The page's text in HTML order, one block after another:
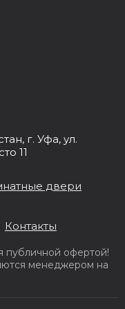
, г. Уфа, ул.
11
двери
Контакты
публичной офертой!
менеджером на